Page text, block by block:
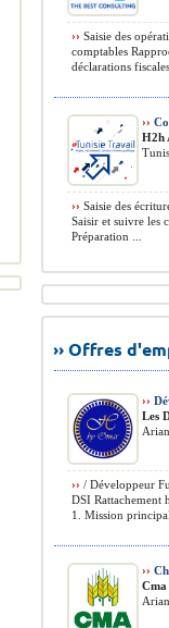
›› Saisie des
comptables
déclarations
››
H2h
›› Saisie des
Saisir et suivre les
Préparation ...
›› Offres
››
Les
›› / Développeur
DSI Rattachement
1. Mission
››